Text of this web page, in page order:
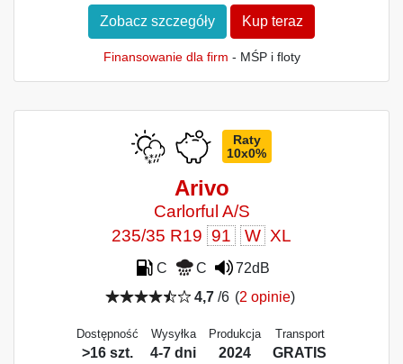
Zobacz szczegóły Kup teraz
Finansowanie dla firm - MŚP i floty
Raty
10x0%
Arivo
Carlorful A/S
235/35 R19 91 W XL
C C
72dB
4,7/6 (2 opinie)
Dostępność
>16 szt.
Wysyłka
4-7 dni
Produkcja
2024
Transport
GRATIS